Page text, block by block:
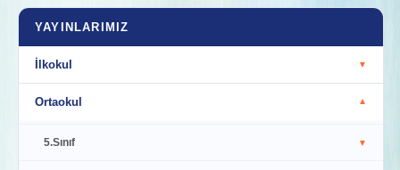
YAYINLARIMIZ
İlkokul ▼
Ortaokul ▼
5.Sınıf ▼